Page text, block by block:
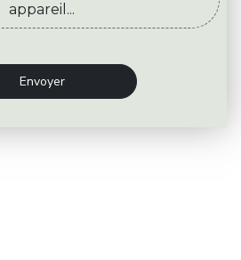
appareil...
Envoyer